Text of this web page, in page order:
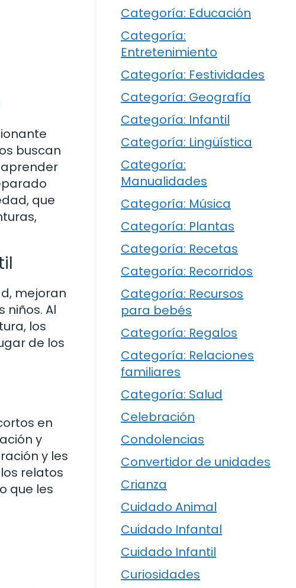
buscan
que
mejoran
Al
los
de los
en
y
y les
relatos
que les
Categoría: Educación
Categoría:
Entretenimiento
Categoría: Festividades
Categoría: Geografía
Categoría: Infantil
Categoría: Lingüística
Categoría:
Manualidades
Categoría: Música
Categoría: Plantas
Categoría: Recetas
Categoría: Recorridos
Categoría: Recursos
para bebés
Categoría: Regalos
Categoría: Relaciones
familiares
Categoría: Salud
Celebración
Condolencias
Convertidor de unidades
Crianza
Cuidado Animal
Cuidado Infantal
Cuidado Infantil
Curiosidades